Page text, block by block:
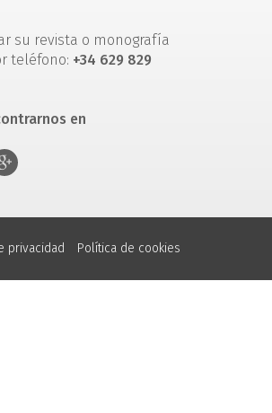
su revista o monografía
teléfono: +34 629 829
en
privacidad Política de cookies